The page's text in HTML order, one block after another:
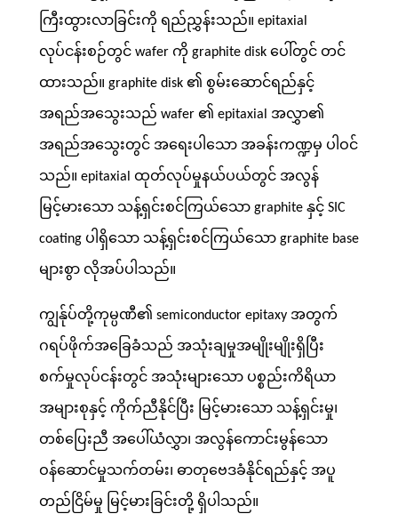
ကြီးထွားလာခြင်းကို ရည်ညွှန်းသည်။ epitaxial
လုပ်ငန်းစဉ်တွင် wafer ကို graphite disk ပေါ်တွင် တင်
ထားသည်။ graphite disk ၏ စွမ်းဆောင်ရည်နှင့်
အရည်အသွေးသည် wafer ၏ epitaxial အလွှာ၏
အရည်အသွေးတွင် အရေးပါသော အခန်းကဏ္ဍမှ ပါဝင်
သည်။ epitaxial ထုတ်လုပ်မှုနယ်ပယ်တွင် အလွန်
မြင့်မားသော သန့်ရှင်းစင်ကြယ်သော graphite နှင့် SIC
coating ပါရှိသော သန့်ရှင်းစင်ကြယ်သော graphite base
များစွာ လိုအပ်ပါသည်။
ကျွန်ုပ်တို့ကုမ္ပဏီ၏ semiconductor epitaxy အတွက်
ဂရပ်ဖိုက်အခြေခံသည် အသုံးချမှုအမျိုးမျိုးရှိပြီး
စက်မှုလုပ်ငန်းတွင် အသုံးများသော ပစ္စည်းကိရိယာ
အများစုနှင့် ကိုက်ညီနိုင်ပြီး မြင့်မားသော သန့်ရှင်းမှု၊
တစ်ပြေးညီ အပေါ်ယံလွှာ၊ အလွန်ကောင်းမွန်သော
ဝန်ဆောင်မှုသက်တမ်း၊ ဓာတုဗေဒခံနိုင်ရည်နှင့် အပူ
တည်ငြိမ်မှု မြင့်မားခြင်းတို့ ရှိပါသည်။